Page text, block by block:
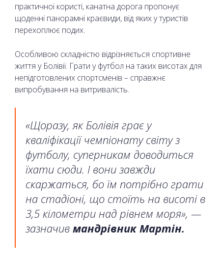
практичної користі, канатна дорога пропонує
щоденні панорамні краєвиди, від яких у туристів
перехоплює подих.
Особливою складністю відрізняється спортивне
життя у Болівії. Грати у футбол на таких висотах для
непідготовлених спортсменів – справжнє
випробування на витривалість.
«Щоразу, як Болівія грає у
кваліфікації чемпіонату світу з
футболу, суперникам доводиться
їхати сюди. І вони завжди
скаржаться, бо їм потрібно грати
на стадіоні, що стоїть на висоті в
3,5 кілометри над рівнем моря», —
зазначив мандрівник Мартін.